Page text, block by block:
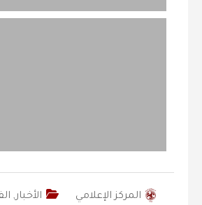
المركز الإعلامي الأخبار,